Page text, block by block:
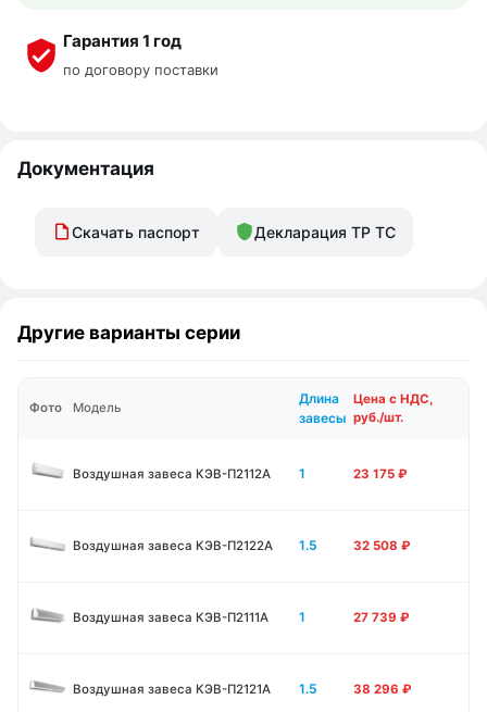
Гарантия 1 год
по договору поставки
Документация
Скачать паспорт Декларация ТР ТС
Другие варианты серии
Фото Модель
Длина
завесы
Цена с НДС,
руб./шт.
Воздушная завеса КЭВ-П2112А 1 23 175 ₽
Воздушная завеса КЭВ-П2122А 1.5 32 508 ₽
Воздушная завеса КЭВ-П2111A 1 27 739 ₽
Воздушная завеса КЭВ-П2121A 1.5 38 296 ₽